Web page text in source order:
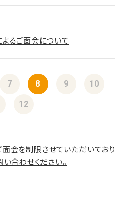
るご面会について
7 8 9 10
12
会を制限させていただいており
合わせください。